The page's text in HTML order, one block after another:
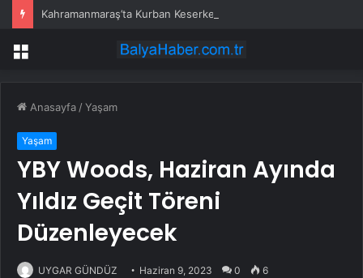
Kahramanmaraş’ta Kurban Keserken Yaralanma
Menü
Anasayfa /Yaşam
Yaşam
YBY Woods, Haziran Ayında
Yıldız Geçit Töreni
Düzenleyecek
UYGAR GÜNDÜZ Haziran 9, 2023 0 6